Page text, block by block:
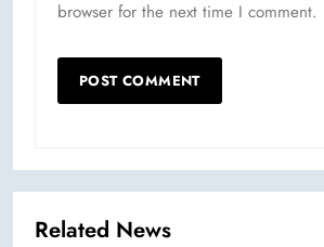
browser for the next time I comment.
Related News